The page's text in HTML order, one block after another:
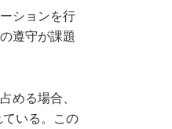
ションを行
遵守が課題
める場合、
いる。この